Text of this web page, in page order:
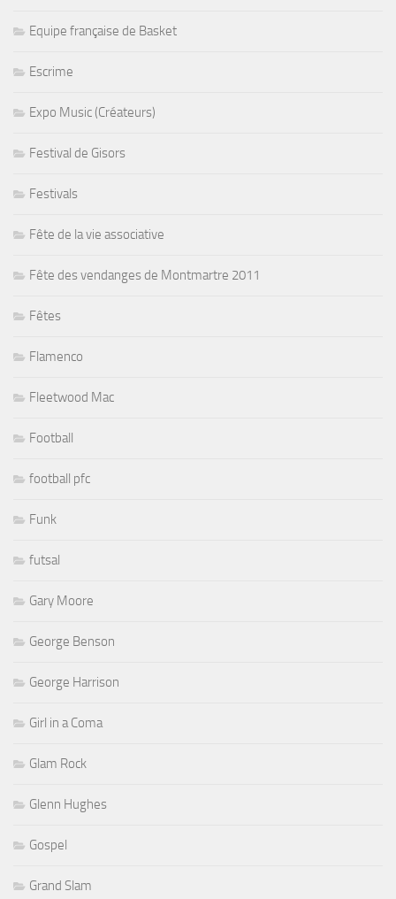
Equipe française de Basket
Escrime
Expo Music (Créateurs)
Festival de Gisors
Festivals
Fête de la vie associative
Fête des vendanges de Montmartre 2011
Fêtes
Flamenco
Fleetwood Mac
Football
football pfc
Funk
futsal
Gary Moore
George Benson
George Harrison
Girl in a Coma
Glam Rock
Glenn Hughes
Gospel
Grand Slam